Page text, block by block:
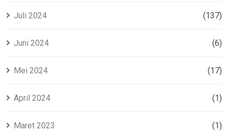
Juli 2024 (137)
Juni 2024 (6)
Mei 2024 (17)
April 2024 (1)
Maret 2023 (1)